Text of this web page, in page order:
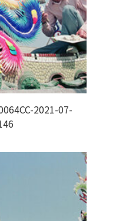
2021-07-